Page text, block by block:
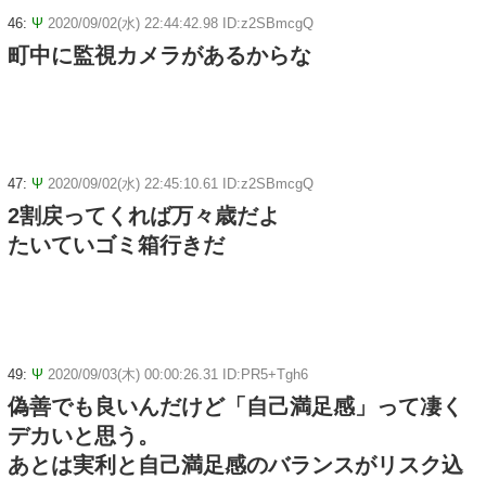
46: Ψ 2020/09/02(水) 22:44:42.98 ID:z2SBmcgQ
町中に監視カメラがあるからな
47: Ψ 2020/09/02(水) 22:45:10.61 ID:z2SBmcgQ
2割戻ってくれば万々歳だよ
たいていゴミ箱行きだ
49: Ψ 2020/09/03(木) 00:00:26.31 ID:PR5+Tgh6
偽善でも良いんだけど「自己満足感」って凄く
デカいと思う。
あとは実利と自己満足感のバランスがリスク込